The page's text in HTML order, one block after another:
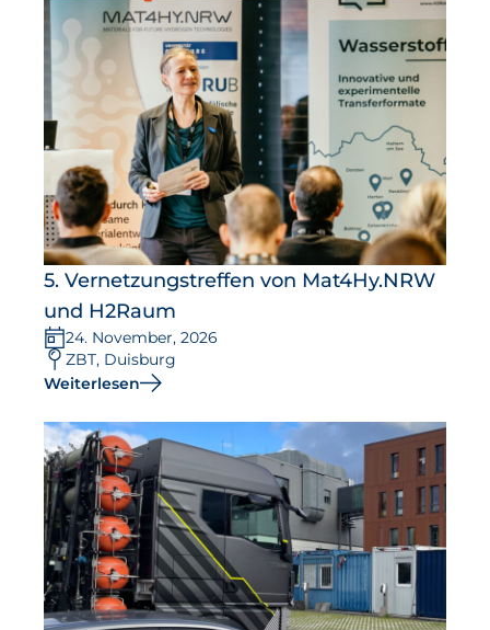
5. Vernetzungstreffen von Mat4Hy.NRW
und H2Raum
24. November, 2026
ZBT, Duisburg
Weiterlesen